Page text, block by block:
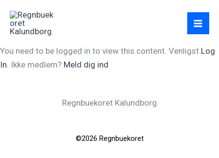
indholdet
You need to be logged in to view this content. Venligst Log
In. Ikke medlem? Meld dig ind
Regnbuekoret Kalundborg
©2026 Regnbuekoret